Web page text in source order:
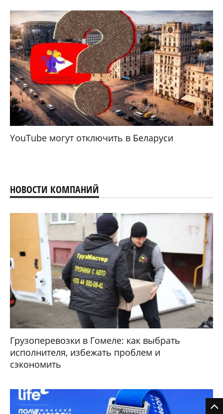
YouTube могут отключить в Беларуси
НОВОСТИ КОМПАНИЙ
Грузоперевозки в Гомеле: как выбрать
исполнителя, избежать проблем и
сэкономить